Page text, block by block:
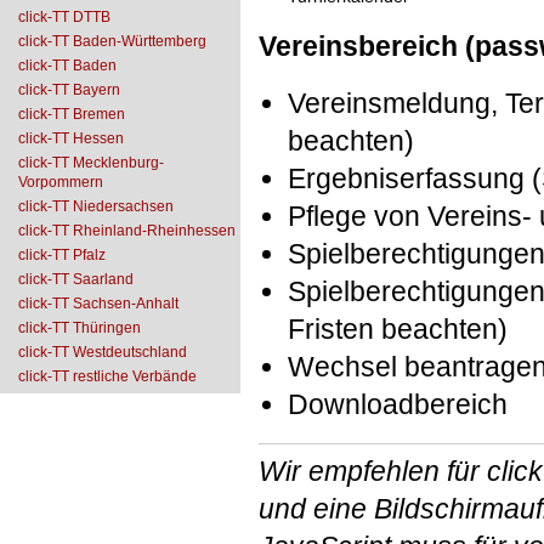
click-TT DTTB
click-TT Baden-Württemberg
click-TT Baden
click-TT Bayern
click-TT Bremen
click-TT Hessen
click-TT Mecklenburg-
Vorpommern
click-TT Niedersachsen
click-TT Rheinland-Rheinhessen
click-TT Pfalz
click-TT Saarland
click-TT Sachsen-Anhalt
click-TT Thüringen
click-TT Westdeutschland
click-TT restliche Verbände
Vereinsbereich
Vereinsmeldung,
beachten)
Ergebniserfassung
Pflege von Vereins-
Fristen beachten)
Wechsel
Downloadbereich
Wir empfehlen für
und eine